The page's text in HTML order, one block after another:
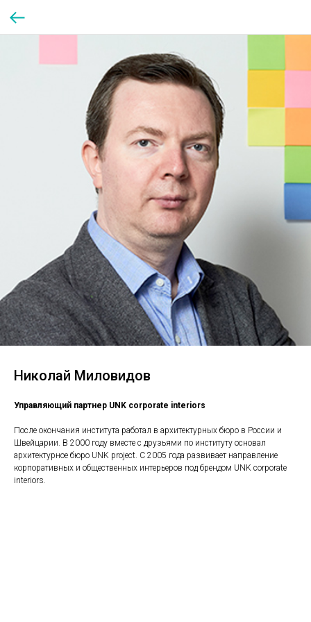
Николай Миловидов
Управляющий партнер UNK corporate interiors
После окончания института работал в архитектурных бюро в России и
Швейцарии. В 2000 году вместе с друзьями по институту основал
архитектурное бюро UNK project. С 2005 года развивает направление
корпоративных и общественных интерьеров под брендом UNK corporate
interiors.